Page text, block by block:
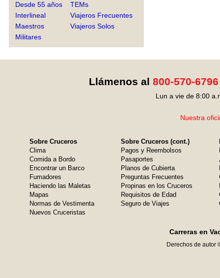
Desde 55 años
Interlineal
Maestros
Militares
TEMs
Viajeros Frecuentes
Viajeros Solos
Llámenos al 800-570-6796
Lun a vie de 8:00
Nuestra
Sobre Cruceros
Clima
Comida a Bordo
Encontrar un Barco
Fumadores
Haciendo las Maletas
Mapas
Normas de Vestimenta
Nuevos Cruceristas
Sobre Cruceros (cont.)
Pagos y Reembolsos
Pasaportes
Planos de Cubierta
Preguntas Frecuentes
Propinas en los Cruceros
Requisitos de Edad
Seguro de Viajes
Carreras en
Derechos de autor